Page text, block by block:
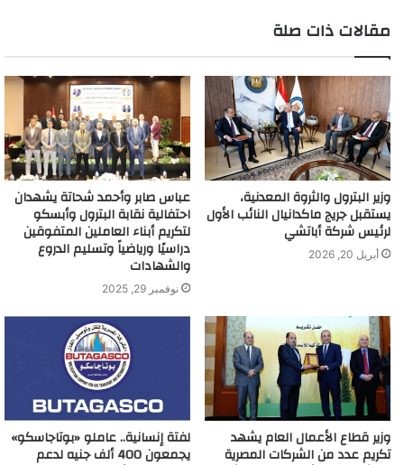
مقالات ذات صلة
وزير البترول والثروة المعدنية،
يستقبل جريج ماكدانيال النائب الأول
لرئيس شركة أباتشي
أبريل 20, 2026
عباس صابر وأحمد شحاتة يشهدان
احتفالية نقابة البترول وأبسكو
لتكريم أبناء العاملين المتفوقين
دراسيًا ورياضياً وتسليم الدروع
والشهادات
نوفمبر 29, 2025
وزير قطاع الأعمال العام يشهد
تكريم عدد من الشركات المصرية
لفتة إنسانية.. عاملو «بوتاجاسكو»
يجمعون 400 ألف جنيه لدعم